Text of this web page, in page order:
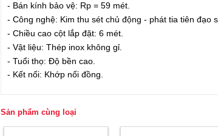
- Bán kính bảo vệ: Rp = 59 mét.
- Công nghệ: Kim thu sét chủ động - phát tia tiên đạo
- Chiều cao cột lắp đặt: 6 mét.
- Vật liệu: Thép inox không gỉ.
- Tuổi thọ: Độ bền cao.
- Kết nối: Khớp nối đồng.
Sản phẩm cùng loại